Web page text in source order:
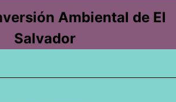
Ambiental de El
Salvador